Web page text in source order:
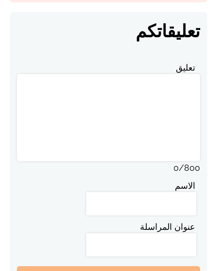
تعليقاتكم
تعليق
0/800
الاسم
عنوان المراسلة